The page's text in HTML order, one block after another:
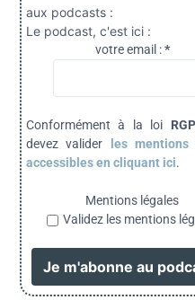
aux podcasts :
Le podcast, c'est ici :
votre email :*
Conformément à la loi
devez valider
les mentions
accessibles en cliquant ici.
Mentions légales
Validez les mentions